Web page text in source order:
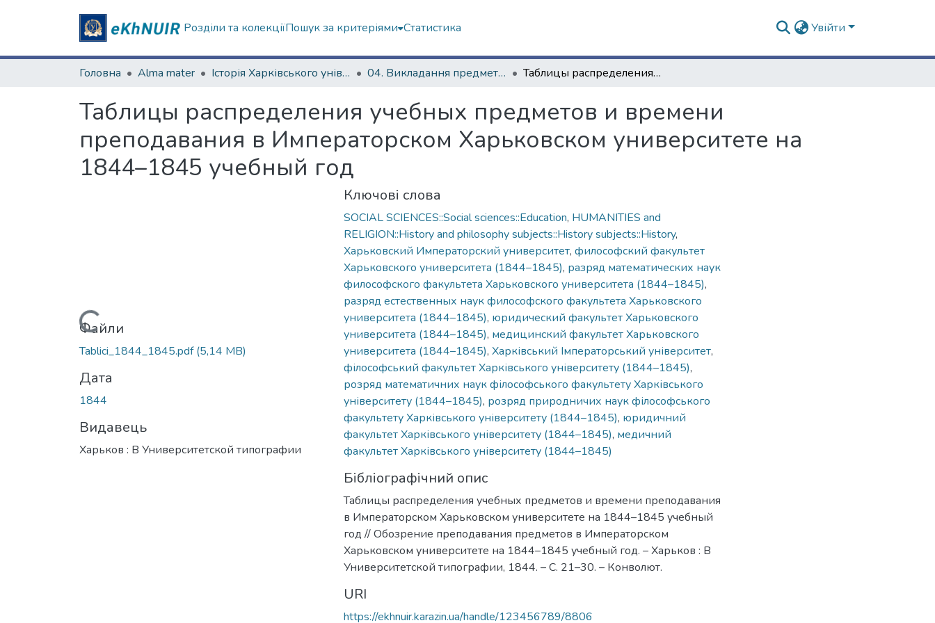
Розділи та колекціїПошук за критеріями Статистика Увійти
Головна Alma mater Історія Харківського університету 04. Викладання предметів у Імператорському Харківському університеті Таблицы распределения учебных предметов и времени преподавания в Императорском Харьковском университете на 1844–1845 учебный год
Таблицы распределения учебных предметов и времени
преподавания в Императорском Харьковском университете на
1844–1845 учебный год
Вантажиться...
Файли
Tablici_1844_1845.pdf(5,14 MB)
Дата
1844
Видавець
Харьков : В Университетской типографии
Ключові слова
SOCIAL SCIENCES::Social sciences::Education, HUMANITIES and
RELIGION::History and philosophy subjects::History subjects::History,
Харьковский Императорский университет, философский факультет
Харьковского университета (1844–1845), разряд математических наук
философского факультета Харьковского университета (1844–1845),
разряд естественных наук философского факультета Харьковского
университета (1844–1845), юридический факультет Харьковского
университета (1844–1845), медицинский факультет Харьковского
университета (1844–1845), Харківський Імператорський університет,
філософський факультет Харківського університету (1844–1845),
розряд математичних наук філософського факультету Харківського
університету (1844–1845), розряд природничих наук філософського
факультету Харківського університету (1844–1845), юридичний
факультет Харківського університету (1844–1845), медичний
факультет Харківського університету (1844–1845)
Бібліографічний опис
Таблицы распределения учебных предметов и времени преподавания
в Императорском Харьковском университете на 1844–1845 учебный
год // Обозрение преподавания предметов в Императорском
Харьковском университете на 1844–1845 учебный год. – Харьков : В
Университетской типографии, 1844. – С. 21–30. – Конволют.
URI
https://ekhnuir.karazin.ua/handle/123456789/8806